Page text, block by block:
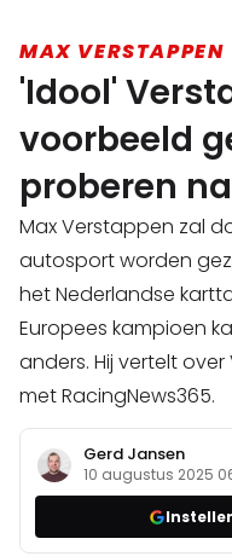
MAX VERSTAPPEN
'Idool'
voorbeeld
proberen
Max Verstappen zal
autosport worden
het Nederlandse
Europees kampioen
anders. Hij vertelt
met RacingNews365.
Gerd Jansen
10 augustus 2025